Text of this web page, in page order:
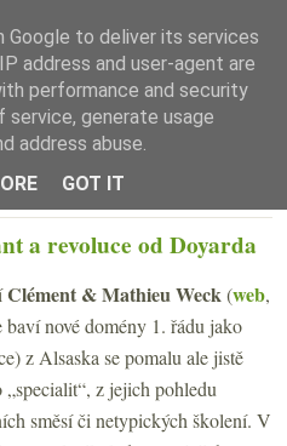
a revoluce od Doyarda
Clément & Mathieu Weck(web,
baví nové domény 1. řádu jako
z Alsaska se pomalu ale jistě
„specialit“, z jejich pohledu
směsí či netypických školení. V
Google to deliver its services
address and user-agent are
performance and security
generate usage
address abuse.
GOT IT